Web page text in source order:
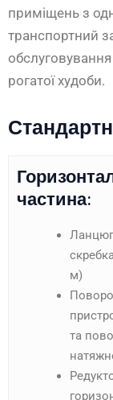
приміщень з
транспортний
обслуговування
рогатої худоби.
частина:
Ланцюг
м)
та